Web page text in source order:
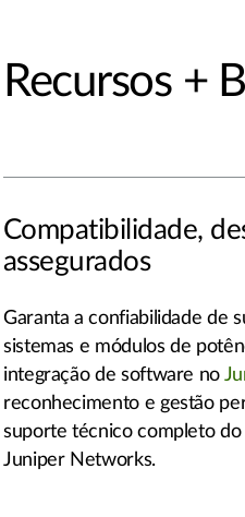
Recursos +
Compatibilidade,
assegurados
Garanta a confiabilidade de
sistemas e módulos de
integração de software no
reconhecimento e gestão
suporte técnico completo do
Juniper Networks.